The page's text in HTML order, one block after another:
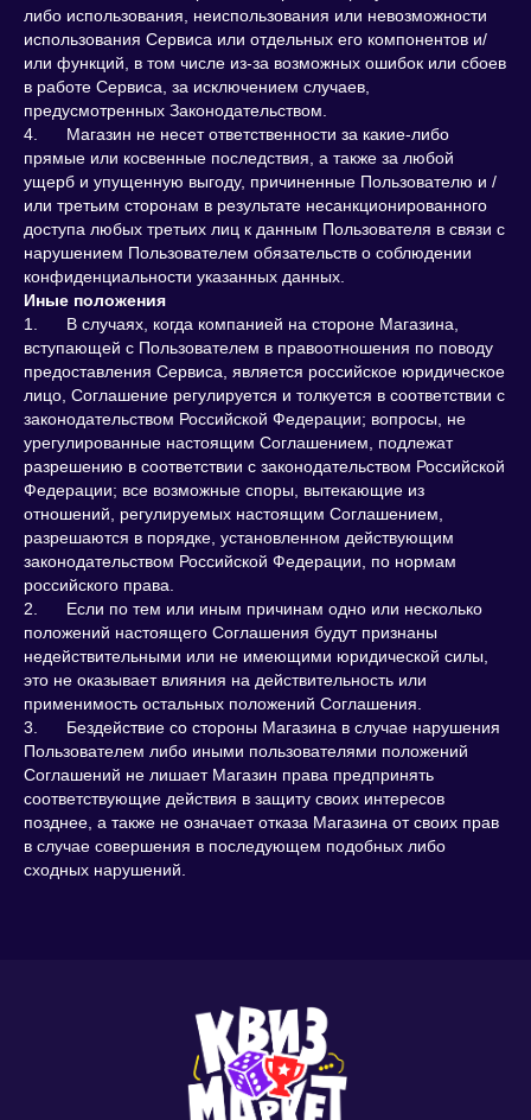
либо использования, неиспользования или невозможности
использования Сервиса или отдельных его компонентов и/
или функций, в том числе из-за возможных ошибок или сбоев
в работе Сервиса, за исключением случаев,
предусмотренных Законодательством.
4. Магазин не несет ответственности за какие-либо
прямые или косвенные последствия, а также за любой
ущерб и упущенную выгоду, причиненные Пользователю и /
или третьим сторонам в результате несанкционированного
доступа любых третьих лиц к данным Пользователя в связи с
нарушением Пользователем обязательств о соблюдении
конфиденциальности указанных данных.
Иные положения
1. В случаях, когда компанией на стороне Магазина,
вступающей с Пользователем в правоотношения по поводу
предоставления Сервиса, является российское юридическое
лицо, Соглашение регулируется и толкуется в соответствии с
законодательством Российской Федерации; вопросы, не
урегулированные настоящим Соглашением, подлежат
разрешению в соответствии с законодательством Российской
Федерации; все возможные споры, вытекающие из
отношений, регулируемых настоящим Соглашением,
разрешаются в порядке, установленном действующим
законодательством Российской Федерации, по нормам
российского права.
2. Если по тем или иным причинам одно или несколько
положений настоящего Соглашения будут признаны
недействительными или не имеющими юридической силы,
это не оказывает влияния на действительность или
применимость остальных положений Соглашения.
3. Бездействие со стороны Магазина в случае нарушения
Пользователем либо иными пользователями положений
Соглашений не лишает Магазин права предпринять
соответствующие действия в защиту своих интересов
позднее, а также не означает отказа Магазина от своих прав
в случае совершения в последующем подобных либо
сходных нарушений.